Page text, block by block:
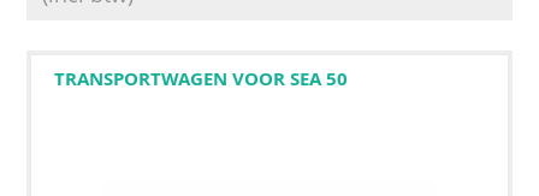
TRANSPORTWAGEN VOOR SEA 50